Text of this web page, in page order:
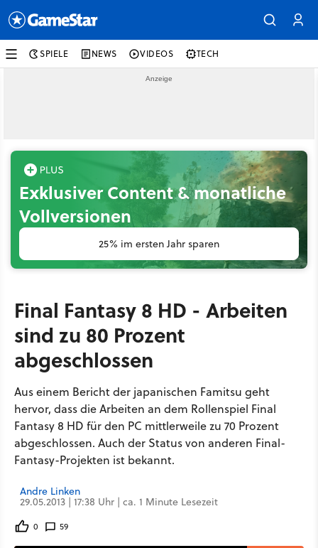
SPIELE NEWS VIDEOS TECH
Exklusiver Content & monatliche
Vollversionen
25% im ersten Jahr sparen
Final Fantasy 8 HD - Arbeiten
sind zu 80 Prozent
abgeschlossen
Aus einem Bericht der japanischen Famitsu geht
hervor, dass die Arbeiten an dem Rollenspiel Final
Fantasy 8 HD für den PC mittlerweile zu 70 Prozent
abgeschlossen. Auch der Status von anderen Final-
Fantasy-Projekten ist bekannt.
Andre Linken
29.05.2013 | 17:38 Uhr | ca. 1 Minute Lesezeit
0 59